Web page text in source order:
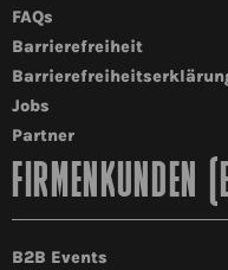
FAQs
Barrierefreiheit
Jobs
Partner
FIRMENKUNDEN
B2B Events